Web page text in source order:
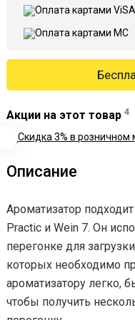
Акции на этот товар 4
Описание
Ароматизатор
Practic и Wein 7. Он
перегонке для
которых необходимо
ароматизатору легко,
чтобы получить